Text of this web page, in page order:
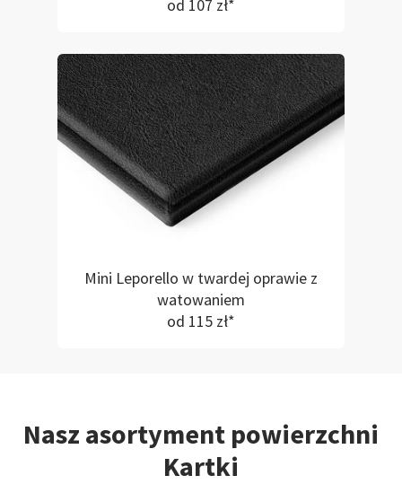
od 107 zł*
Mini Leporello w twardej oprawie z
watowaniem
od 115 zł*
Nasz asortyment powierzchni
Kartki